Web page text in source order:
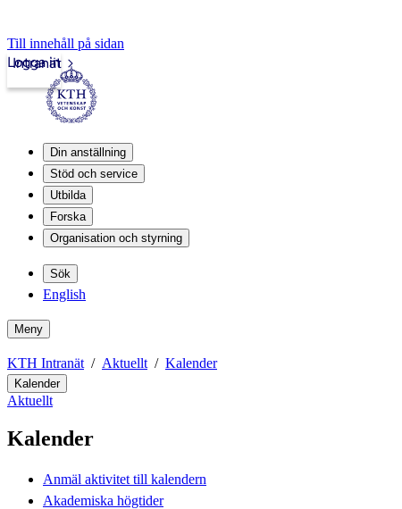
Till innehåll på sidan
Intranät
Logga in
Din anställning
Stöd och service
Utbilda
Forska
Organisation och styrning
Sök
English
Meny
KTH Intranät Aktuellt Kalender
Kalender
Aktuellt
Kalender
Anmäl aktivitet till kalendern
Akademiska högtider